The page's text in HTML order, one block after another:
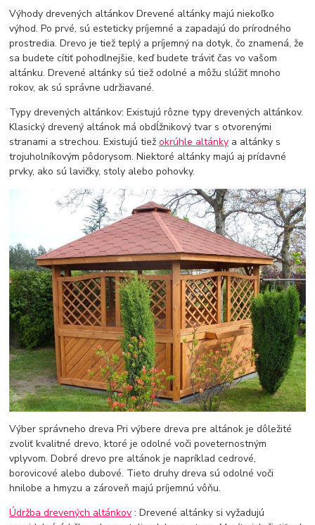
Výhody drevených altánkov Drevené altánky majú niekoľko
výhod. Po prvé, sú esteticky príjemné a zapadajú do prírodného
prostredia. Drevo je tiež teplý a príjemný na dotyk, čo znamená, že
sa budete cítiť pohodlnejšie, keď budete tráviť čas vo vašom
altánku. Drevené altánky sú tiež odolné a môžu slúžiť mnoho
rokov, ak sú správne udržiavané.
Typy drevených altánkov: Existujú rôzne typy drevených altánkov.
Klasický drevený altánok má obdĺžnikový tvar s otvorenými
stranami a strechou. Existujú tiežokrúhle altánky a altánky s
trojuholníkovým pôdorysom. Niektoré altánky majú aj prídavné
prvky, ako sú lavičky, stoly alebo pohovky.
Výber správneho dreva Pri výbere dreva pre altánok je dôležité
zvoliť kvalitné drevo, ktoré je odolné voči poveternostným
vplyvom. Dobré drevo pre altánok je napríklad cedrové,
borovicové alebo dubové. Tieto druhy dreva sú odolné voči
hnilobe a hmyzu a zároveň majú príjemnú vôňu.
Údržba drevených altánkov : Drevené altánky si vyžadujú